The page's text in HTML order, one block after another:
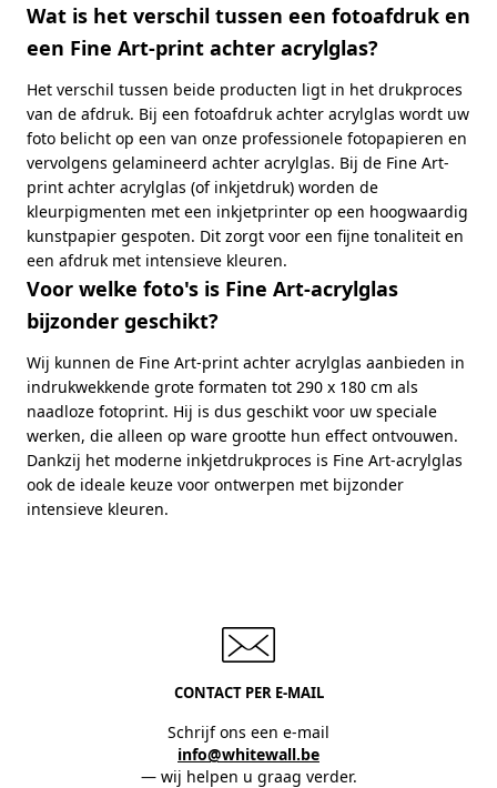
Wat is het verschil tussen een fotoafdruk en
een Fine Art-print achter acrylglas?
Het verschil tussen beide producten ligt in het drukproces
van de afdruk. Bij een fotoafdruk achter acrylglas wordt uw
foto belicht op een van onze professionele fotopapieren en
vervolgens gelamineerd achter acrylglas. Bij de Fine Art-
print achter acrylglas (of inkjetdruk) worden de
kleurpigmenten met een inkjetprinter op een hoogwaardig
kunstpapier gespoten. Dit zorgt voor een fijne tonaliteit en
een afdruk met intensieve kleuren.
Voor welke foto's is Fine Art-acrylglas
bijzonder geschikt?
Wij kunnen de Fine Art-print achter acrylglas aanbieden in
indrukwekkende grote formaten tot 290 x 180 cm als
naadloze fotoprint. Hij is dus geschikt voor uw speciale
werken, die alleen op ware grootte hun effect ontvouwen.
Dankzij het moderne inkjetdrukproces is Fine Art-acrylglas
ook de ideale keuze voor ontwerpen met bijzonder
intensieve kleuren.
CONTACT PER E-MAIL
Schrijf ons een e-mail
info@whitewall.be
— wij helpen u graag verder.